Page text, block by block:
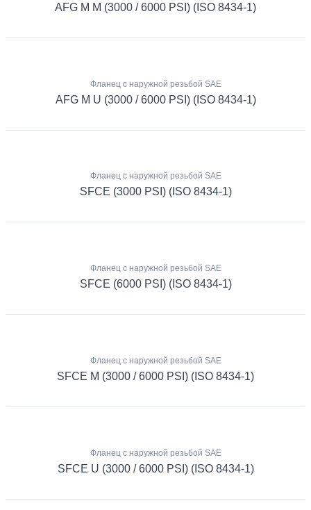
AFG M M (3000 / 6000 PSI) (ISO 8434-1)
Фланец с наружной резьбой SAE
AFG M U (3000 / 6000 PSI) (ISO 8434-1)
Фланец с наружной резьбой SAE
SFCE (3000 PSI) (ISO 8434-1)
Фланец с наружной резьбой SAE
SFCE (6000 PSI) (ISO 8434-1)
Фланец с наружной резьбой SAE
SFCE M (3000 / 6000 PSI) (ISO 8434-1)
Фланец с наружной резьбой SAE
SFCE U (3000 / 6000 PSI) (ISO 8434-1)